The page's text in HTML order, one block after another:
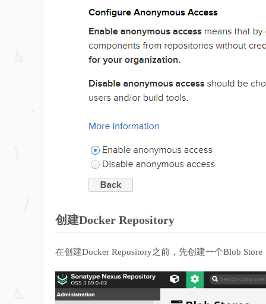
创建Docker Repository
在创建Docker Repository之前，先创建一个Blob Store